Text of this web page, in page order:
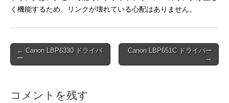
macOS 10.15 Catalina
macOS 10.13 High Sierra
LBP6340 ドライバ ダウンロード/Mac OSのインストール手順
2.ファイルはコンピュータのデスクトップに保存されます。
く機能するため、リンクが壊れている心配はありません。
Post
navigation
← Canon LBP6330 ドライバ
ー
Canon LBP651C ドライバー
→
コメントを残す